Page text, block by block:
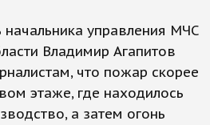
управления МЧС
Владимир Агапитов
что пожар скорее
этаже, где находилось
а затем огонь